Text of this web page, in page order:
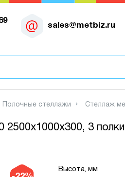
sales@metbiz.ru
Полочные стеллажи Стеллаж
3
Высота, мм